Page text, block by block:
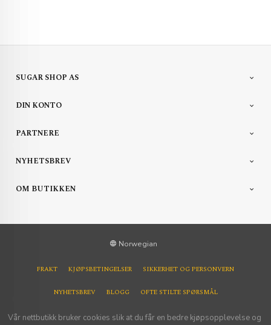
SUGAR SHOP AS
DIN KONTO
PARTNERE
NYHETSBREV
OM BUTIKKEN
Norwegian
FRAKT KJØPSBETINGELSER SIKKERHET OG PERSONVERN
NYHETSBREV BLOGG OFTE STILTE SPØRSMÅL
Vår nettbutikk bruker cookies slik at du får en bedre kjøpsopplevelse og